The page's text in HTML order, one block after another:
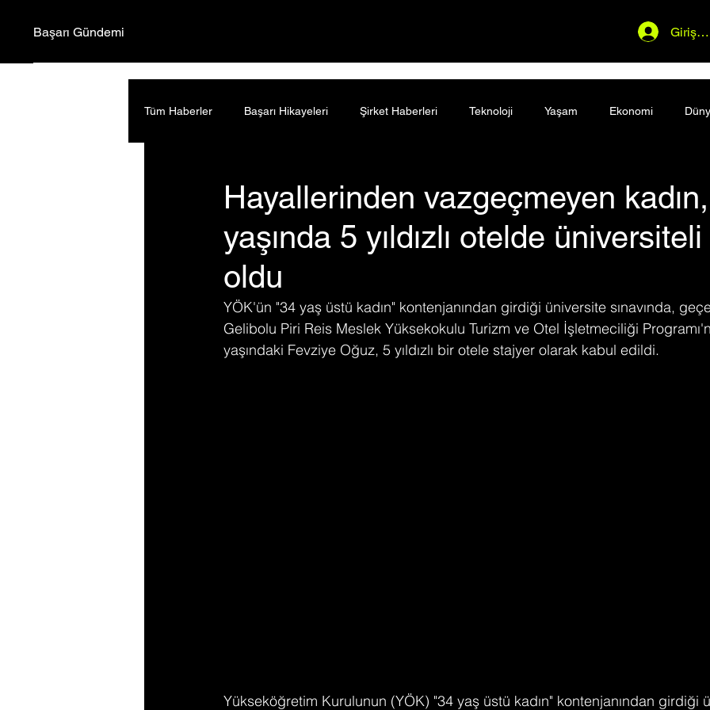
Başarı Gündemi Giriş
Tüm Haberler Başarı Hikayeleri Şirket Haberleri Teknoloji Yaşam Ekonomi
Hayallerinden vazgeçmeyen
yaşında 5 yıldızlı otelde
oldu
YÖK'ün "34 yaş üstü kadın" kontenjanından girdiği üniversite sınavında,
Gelibolu Piri Reis Meslek Yüksekokulu Turizm ve Otel İşletmeciliği
yaşındaki Fevziye Oğuz, 5 yıldızlı bir otele stajyer olarak kabul edildi.
Yükseköğretim Kurulunun (YÖK) "34 yaş üstü kadın" kontenjanından girdiği